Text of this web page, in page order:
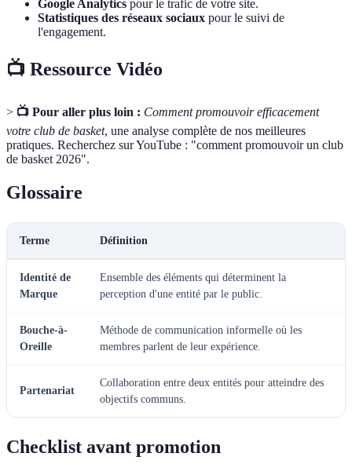
Google Analytics pour le trafic de votre site.
Statistiques des réseaux sociaux pour le suivi de
l'engagement.
📺 Ressource Vidéo
> 📺 Pour aller plus loin : Comment promouvoir efficacement
votre club de basket, une analyse complète de nos meilleures
pratiques. Recherchez sur YouTube : "comment promouvoir un club
de basket 2026".
Glossaire
Terme Définition
Identité de
Marque
Ensemble des éléments qui déterminent la
perception d'une entité par le public.
Bouche-à-
Oreille
Méthode de communication informelle où les
membres parlent de leur expérience.
Partenariat
Collaboration entre deux entités pour atteindre des
objectifs communs.
Checklist avant promotion